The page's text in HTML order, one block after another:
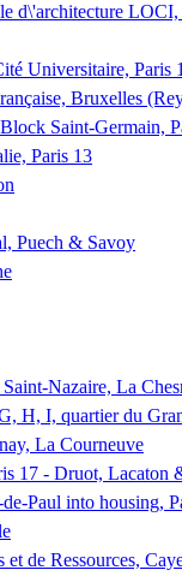
d\'architecture
Universitaire, Paris
Bruxelles
Saint-Germain,
Paris 13
Puech & Savoy
Nazaire, La
H, I, quartier du
La Courneuve
17 - Druot, Lacaton
Paul into housing,
de Ressources,